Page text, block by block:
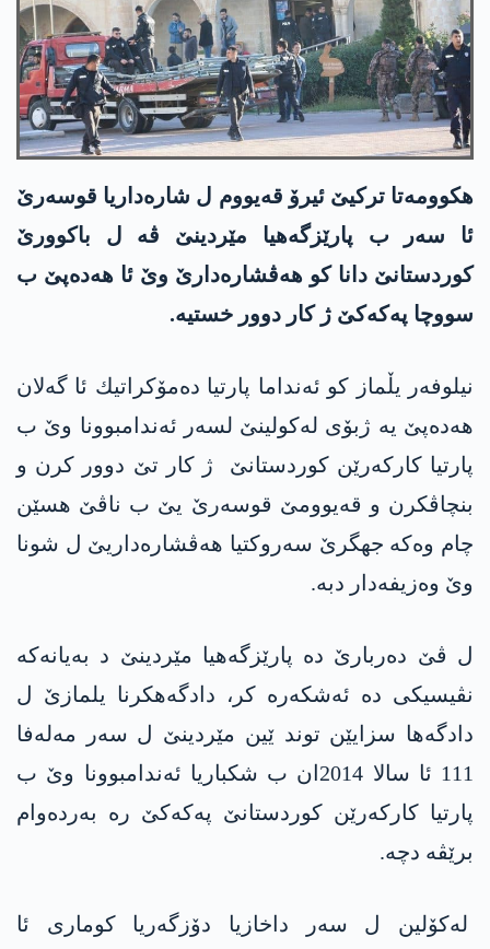
هكوومه‌تا تركیێ ئیرۆ قه‌یووم ل شاره‌داریا قوسه‌رێ
ئا سه‌ر ب پارێزگه‌هیا مێردینێ ڤه‌ ل باكوورێ
كوردستانێ دانا كو هه‌ڤشاره‌دارێ وێ ئا هه‌ده‌پێ ب
سووچا په‌كه‌كێ ژ كار دوور خستیه‌.
نیلوفەر یڵماز کو ئەنداما پارتیا ده‌مۆكراتیك ئا گه‌لان
هەدەپێ یە ژبۆی لەکولینێ لسەر ئەندامبوونا وێ ب
پارتیا کارکەرێن کوردستانێ ژ کار تێ دوور كرن و
بنچاڤكرن و قه‌یوومێ قوسه‌رێ یێ ب ناڤێ هسێن
چام وەکە جهگرێ سەروکتیا هه‌ڤشارەداریێ ل شونا
وێ وه‌زیفه‌دار دبه‌.
ل ڤێ ده‌ربارێ ده‌ پارێزگه‌هیا مێردینێ د به‌یانه‌كه‌
نڤیسیكی ده‌ ئه‌شكه‌ره‌ كر، دادگەهکرنا یلمازێ ل
دادگه‌ها سزایێن توند ێین مێردینێ ل سه‌ر مه‌له‌فا
111 ئا سالا 2014ان ب شکباریا ئەندامبوونا وێ ب
پارتیا کارکەرێن کوردستانێ پەکەکێ رە بەردەوام
برێڤه‌ دچه‌.
لەکۆلین ل سەر داخازیا دۆزگه‌ریا کوماری ئا